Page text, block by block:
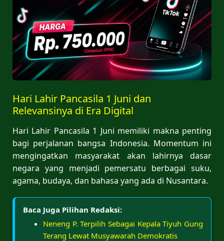
Hari Lahir Pancasila 1 Juni dan
Relevansinya di Era Digital
Hari Lahir Pancasila 1 Juni memiliki makna penting
bagi perjalanan bangsa Indonesia. Momentum ini
mengingatkan masyarakat akan lahirnya dasar
negara yang menjadi pemersatu berbagai suku,
agama, budaya, dan bahasa yang ada di Nusantara.
Baca Juga Pilihan Redaksi:
Neneng P. Terpilih Sebagai Kepala Tiyuh Gung
Terang Lewat Musyawarah Demokratis